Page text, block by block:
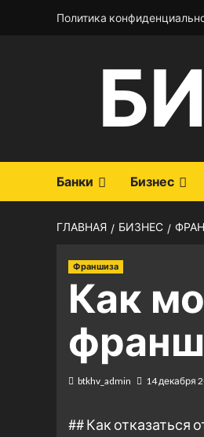
Политика
Банки Бизнес
ГЛАВНАЯ БИЗНЕС
Франшиза
Как
btkhv_admin 14 декабря
## Как отказаться